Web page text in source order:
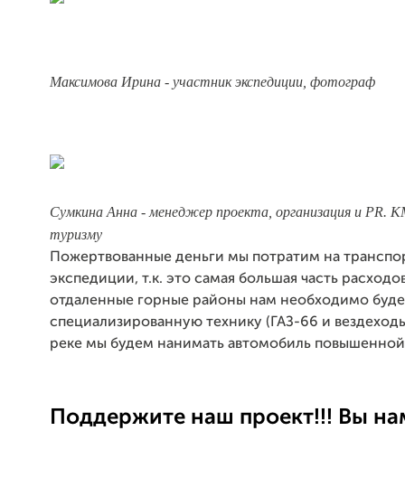
Максимова Ирина - участник экспедиции, фотограф
Сумкина Анна - менеджер проекта, организация и PR.
туризму
Пожертвованные деньги мы потратим на
экспедиции, т.к. это самая большая часть
отдаленные горные районы нам необходимо
специализированную технику (ГАЗ-66 и
реке мы будем нанимать автомобиль
Поддержите наш проект!!! Вы